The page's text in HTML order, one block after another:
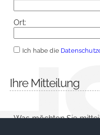
Ort:
Ich habe die
Ihre Mitteilung
Was möchten Sie